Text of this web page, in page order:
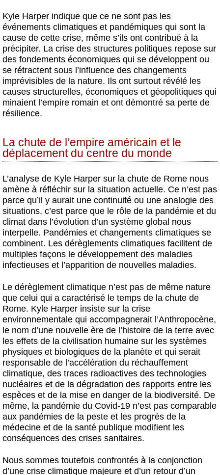
Kyle Harper indique que ce ne sont pas les
événements climatiques et pandémiques qui sont la
cause de cette crise, même s’ils ont contribué à la
précipiter. La crise des structures politiques repose sur
des fondements économiques qui se développent ou
se rétractent sous l’influence des changements
imprévisibles de la nature. Ils ont surtout révélé les
causes structurelles, économiques et géopolitiques qui
minaient l’empire romain et ont démontré sa perte de
résilience.
La chute de l’empire américain et le
déplacement du centre du monde
L’analyse de Kyle Harper sur la chute de Rome nous
amène à réfléchir sur la situation actuelle. Ce n’est pas
parce qu’il y aurait une continuité ou une analogie des
situations, c’est parce que le rôle de la pandémie et du
climat dans l’évolution d’un système global nous
interpelle. Pandémies et changements climatiques se
combinent. Les dérèglements climatiques facilitent de
multiples façons le développement des maladies
infectieuses et l’apparition de nouvelles maladies.
Le dérèglement climatique n’est pas de même nature
que celui qui a caractérisé le temps de la chute de
Rome. Kyle Harper insiste sur la crise
environnementale qui accompagnerait l’Anthropocène,
le nom d’une nouvelle ère de l’histoire de la terre avec
les effets de la civilisation humaine sur les systèmes
physiques et biologiques de la planète et qui serait
responsable de l’accélération du réchauffement
climatique, des traces radioactives des technologies
nucléaires et de la dégradation des rapports entre les
espèces et de la mise en danger de la biodiversité. De
même, la pandémie du Covid-19 n’est pas comparable
aux pandémies de la peste et les progrès de la
médecine et de la santé publique modifient les
conséquences des crises sanitaires.
Nous sommes toutefois confrontés à la conjonction
d’une crise climatique majeure et d’un retour d’un